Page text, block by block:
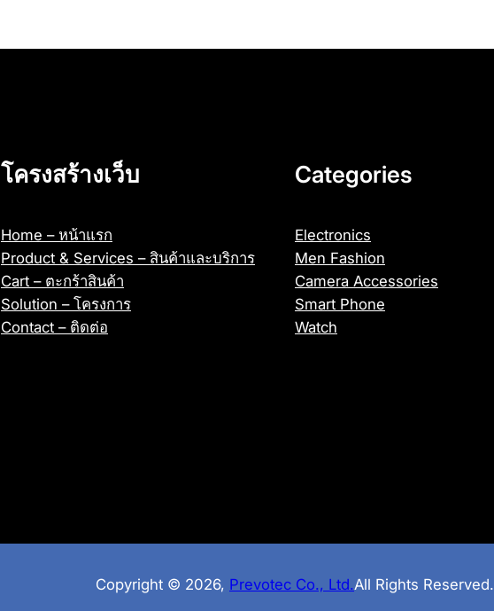
โครงสร้างเว็บ
Home – หน้าแรก
Product & Services – สินค้าและบริการ
Cart – ตะกร้าสินค้า
Solution – โครงการ
Contact – ติดต่อ
Categories
Electronics
Men Fashion
Camera Accessories
Smart Phone
Watch
Copyright © 2026, Prevotec Co., Ltd.All Rights Reserved.